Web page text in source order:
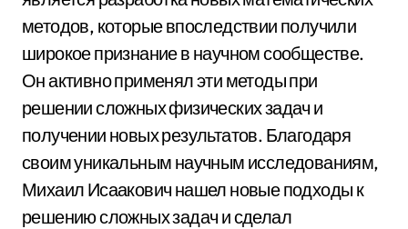
методов, которые впоследствии получили
широкое признание в научном сообществе.
Он активно применял эти методы при
решении сложных физических задач и
получении новых результатов. Благодаря
своим уникальным научным исследованиям,
Михаил Исаакович нашел новые подходы к
решению сложных задач и сделал